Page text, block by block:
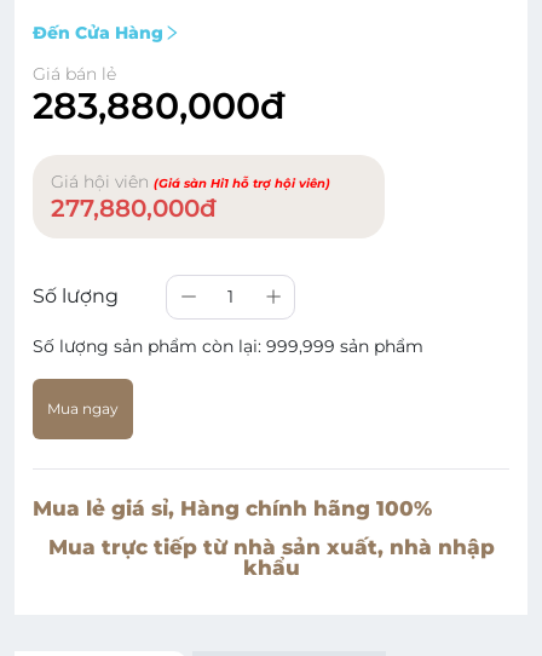
Đến Cửa Hàng
Giá bán lẻ
283,880,000đ
Giá hội viên (Giá sàn Hi1 hỗ trợ hội viên)
277,880,000đ
Số lượng 1
Số lượng sản phẩm còn lại: 999,999 sản phẩm
Mua ngay
Mua lẻ giá sỉ, Hàng chính hãng 100%
Mua trực tiếp từ nhà sản xuất, nhà nhập
khẩu